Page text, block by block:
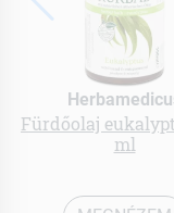
Fürdőolaj
ml